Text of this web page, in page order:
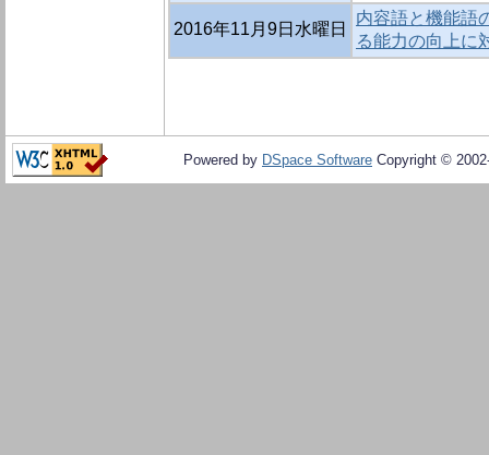
2016年11月9日水曜日
内容語と機能語
る能力の向上に
Powered by DSpace Software Copyright ©